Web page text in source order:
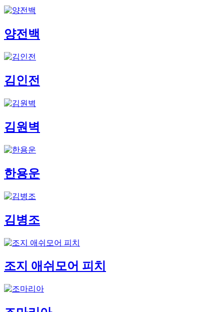
양전백
김인전
김원벽
한용운
김병조
조지 애쉬모어 피치